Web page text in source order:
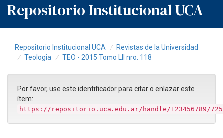
Repositorio Institucional UCA
Repositorio Institucional UCA
Revistas de la Universidad
Teologia
TEO - 2015 Tomo LII nro. 118
Por favor, use este identificador para citar o enlazar este
ítem:
https://repositorio.uca.edu.ar/handle/123456789/